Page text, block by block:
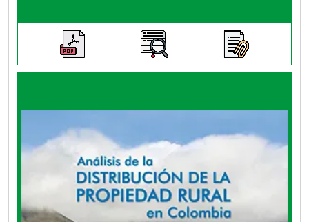
sobre la tierra rural en Colombia, como una
herramienta fundamental para avanzar en los
urgentes y complejos retos que tiene el país en
relación con este tema, entre otros, y
contribuir a «planificar el ordenamiento social